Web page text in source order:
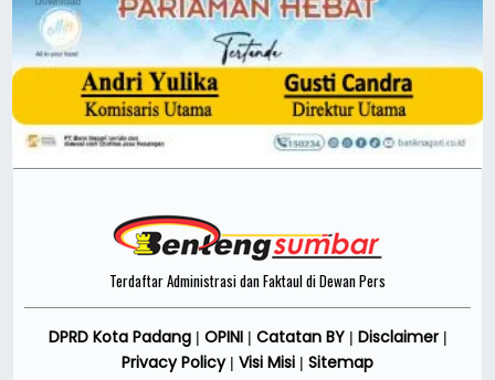
Terdaftar Administrasi dan Faktaul di Dewan Pers
DPRD Kota Padang| OPINI Catatan BY| Disclaimer|
Privacy Policy| Visi Misi Sitemap